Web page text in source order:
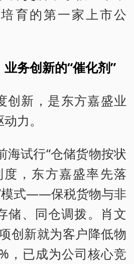
育的第一家上市公
务创新的“催化剂”
创新，是东方嘉盛业
力。
海试行“仓储货物按状
度，东方嘉盛率先落
模式——保税货物与非
储、同仓调拨。肖文
创新就为客户降低物
，已成为公司核心竞